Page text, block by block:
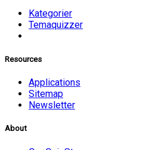
Kategorier
Temaquizzer
Resources
Applications
Sitemap
Newsletter
About